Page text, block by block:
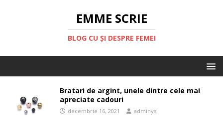
EMME SCRIE
BLOG CU ȘI DESPRE FEMEI
Bratari de argint, unele dintre cele mai
apreciate cadouri
decembrie 16, 2021 adminys